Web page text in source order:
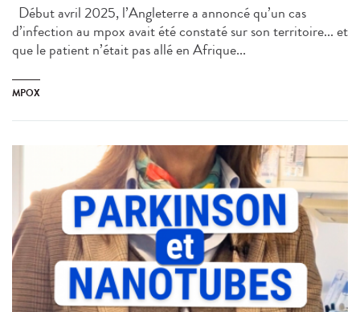
Début avril 2025, l’Angleterre a annoncé qu’un cas
d’infection au mpox avait été constaté sur son territoire... et
que le patient n’était pas allé en Afrique...
MPOX